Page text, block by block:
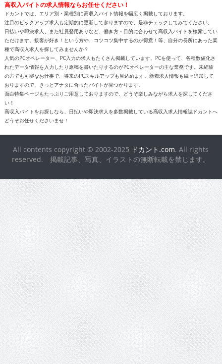
高収入バイトの求人情報ならお任せください！
ドカントでは、エリア別・業種別に高収入バイト情報を幅広く掲載しております。
注目のピックアップ求人も定期的に更新して参りますので、是非チェックしてみてください。
日払いや即決求人、また社員登用ありなど、働き方・目的に合わせて高収入バイトを検索してい
ただけます。接客が好き！という方や、コツコツ集中するのが得意！等、自分の長所にあった業
種で高収入求人を探してみませんか？
人気のPCオペレーター、PC入力の求人もたくさん掲載しています。PCを使って、各種数値化さ
れたデータ情報を入力したり原稿を書いたりするのがPCオペレーターの主な業務です。未経験
の方でも可能なお仕事で、将来のPCスキルアップも見込めます。新着求人情報も続々追加して
おりますので、きっとアナタに合ったバイトが見つかります。
面白特集ページもたっぷりご用意しておりますので、どうぞ楽しみながら求人を探してくださ
い！
高収入バイトをお探しなら、日払いや即決求人を多数掲載している高収入求人情報誌ドカントへ
どうぞお任せくださいませ！
All contents copyright © 2002-2025 ドカント.com. All rights
reserved. 掲載記事、写真、イラストの無断転載を禁じます。